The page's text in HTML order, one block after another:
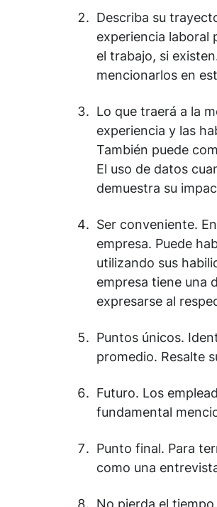
Describa su
experiencia laboral
el trabajo, si
mencionarlos en
Lo que traerá a la
experiencia y las
También puede
El uso de datos
demuestra su
Ser conveniente.
empresa. Puede
utilizando sus
empresa tiene una
expresarse al
Puntos únicos.
promedio. Resalte
Futuro. Los
fundamental
Punto final. Para
como una